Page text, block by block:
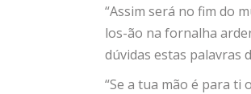
“Assim será no fim do
los-ão na fornalha
dúvidas estas palavras
“Se a tua mão é para ti